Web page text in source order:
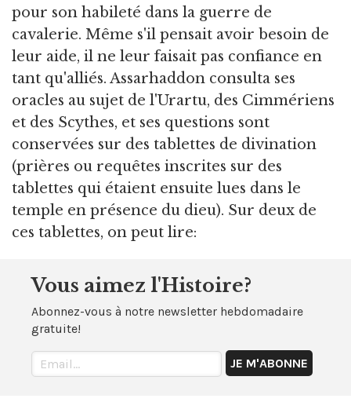
pour son habileté dans la guerre de
cavalerie. Même s'il pensait avoir besoin de
leur aide, il ne leur faisait pas confiance en
tant qu'alliés. Assarhaddon consulta ses
oracles au sujet de l'Urartu, des Cimmériens
et des Scythes, et ses questions sont
conservées sur des tablettes de divination
(prières ou requêtes inscrites sur des
tablettes qui étaient ensuite lues dans le
temple en présence du dieu). Sur deux de
ces tablettes, on peut lire:
Vous aimez l'Histoire?
Abonnez-vous à notre newsletter hebdomadaire
gratuite!